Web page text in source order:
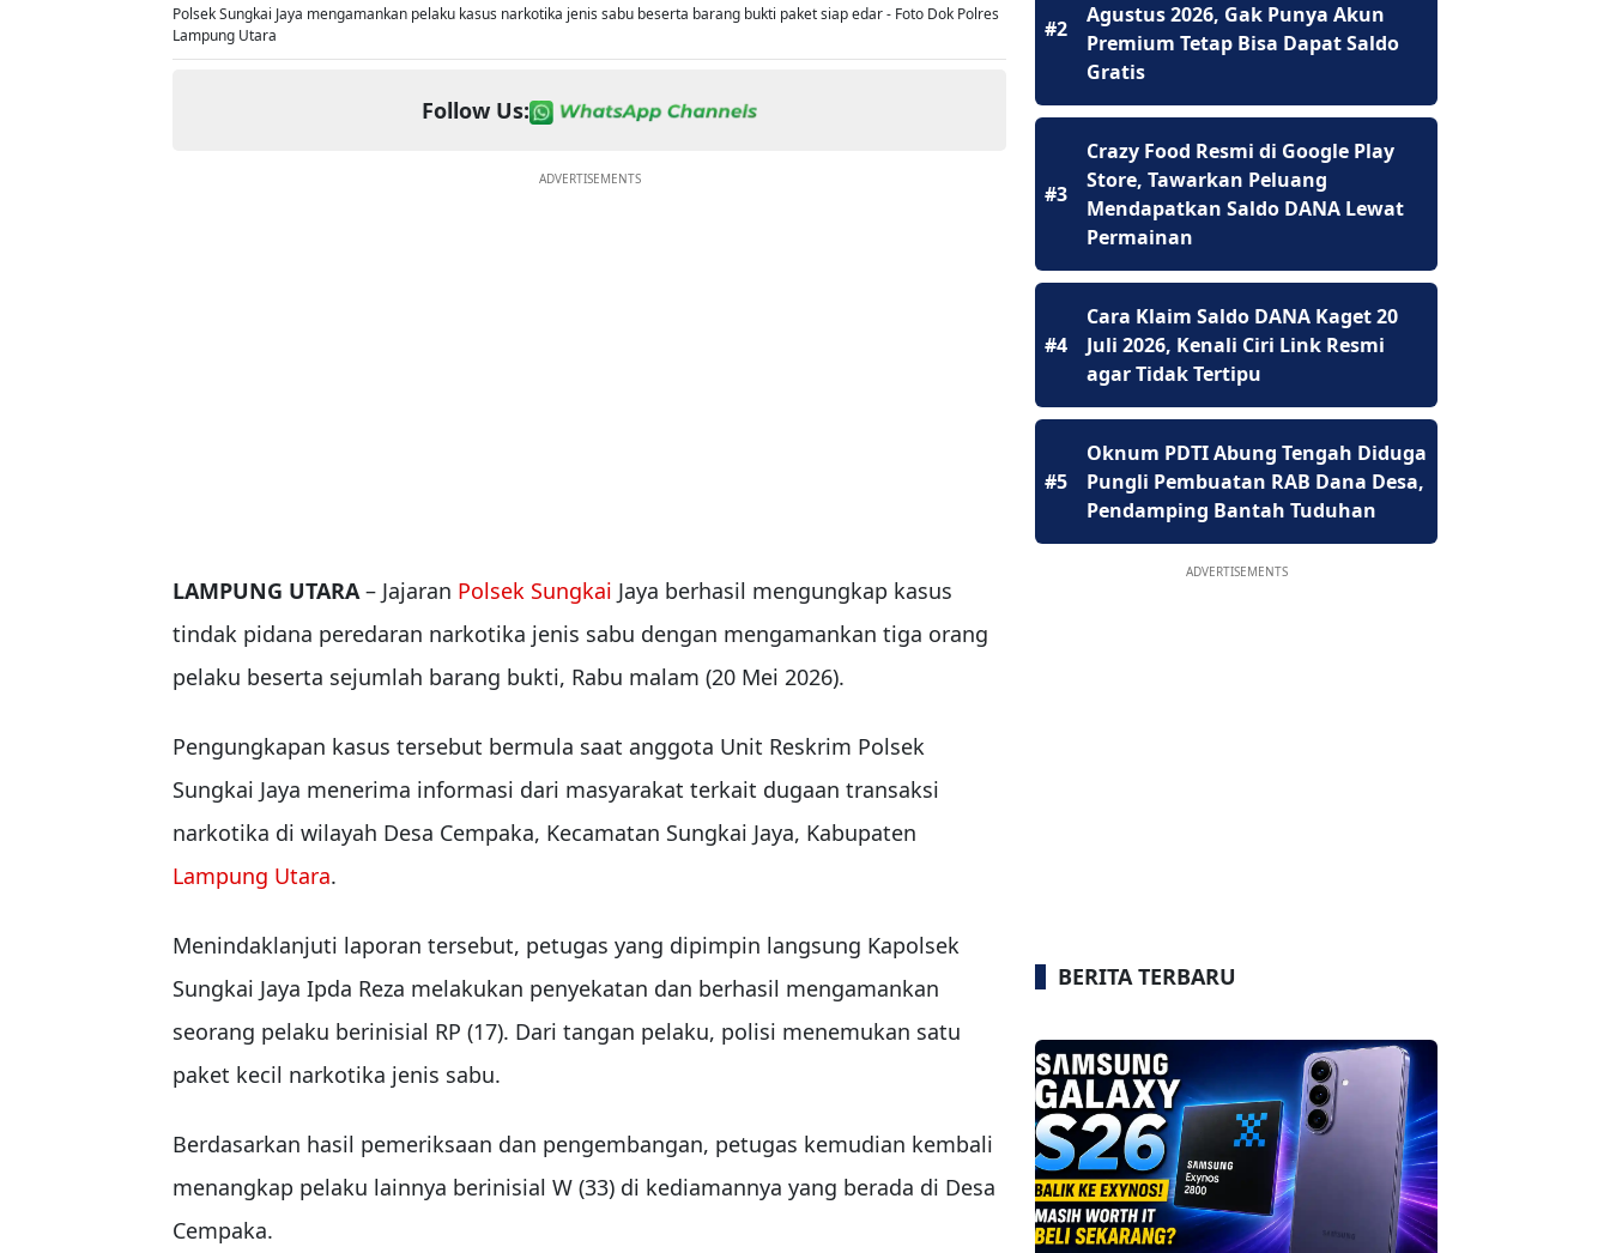
Polsek Sungkai Jaya mengamankan pelaku kasus narkotika jenis sabu beserta barang bukti paket siap edar - Foto Dok Polres
Lampung Utara
Follow Us:
ADVERTISEMENTS
LAMPUNG UTARA– Jajaran Polsek Sungkai Jaya berhasil mengungkap kasus
tindak pidana peredaran narkotika jenis sabu dengan mengamankan tiga orang
pelaku beserta sejumlah barang bukti, Rabu malam (20 Mei 2026).
Pengungkapan kasus tersebut bermula saat anggota Unit Reskrim Polsek
Sungkai Jaya menerima informasi dari masyarakat terkait dugaan transaksi
narkotika di wilayah Desa Cempaka, Kecamatan Sungkai Jaya, Kabupaten
Lampung Utara.
Menindaklanjuti laporan tersebut, petugas yang dipimpin langsung Kapolsek
Sungkai Jaya Ipda Reza melakukan penyekatan dan berhasil mengamankan
seorang pelaku berinisial RP (17). Dari tangan pelaku, polisi menemukan satu
paket kecil narkotika jenis sabu.
Berdasarkan hasil pemeriksaan dan pengembangan, petugas kemudian kembali
menangkap pelaku lainnya berinisial W (33) di kediamannya yang berada di Desa
Cempaka.
#2
Agustus 2026, Gak Punya Akun
Premium Tetap Bisa Dapat Saldo
Gratis
#3
Crazy Food Resmi di Google Play
Store, Tawarkan Peluang
Mendapatkan Saldo DANA Lewat
Permainan
#4
Cara Klaim Saldo DANA Kaget 20
Juli 2026, Kenali Ciri Link Resmi
agar Tidak Tertipu
#5
Oknum PDTI Abung Tengah Diduga
Pungli Pembuatan RAB Dana Desa,
Pendamping Bantah Tuduhan
ADVERTISEMENTS
BERITA TERBARU